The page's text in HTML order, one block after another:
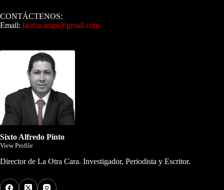
CONTÁCTENOS:
Email: laotracarapi@gmail.com
Sixto Alfredo Pinto
View Profile
Director de La Otra Cara. Investigador, Periodista y Escritor.